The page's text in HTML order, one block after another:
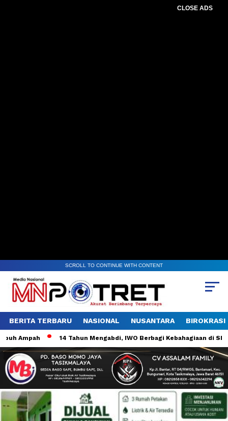
CLOSE ADS
SCROLL TO CONTINUE WITH CONTENT
BERITA TERBARU NASIONAL NUSANTARA BIROKRASI
Ampah 14 Tahun Mengabdi, IWO Berbagi Kebahagiaan di SD